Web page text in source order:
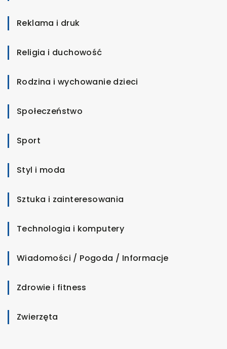
Reklama i druk
Religia i duchowość
Rodzina i wychowanie dzieci
Społeczeństwo
Sport
Styl i moda
Sztuka i zainteresowania
Technologia i komputery
Wiadomości / Pogoda / Informacje
Zdrowie i fitness
Zwierzęta